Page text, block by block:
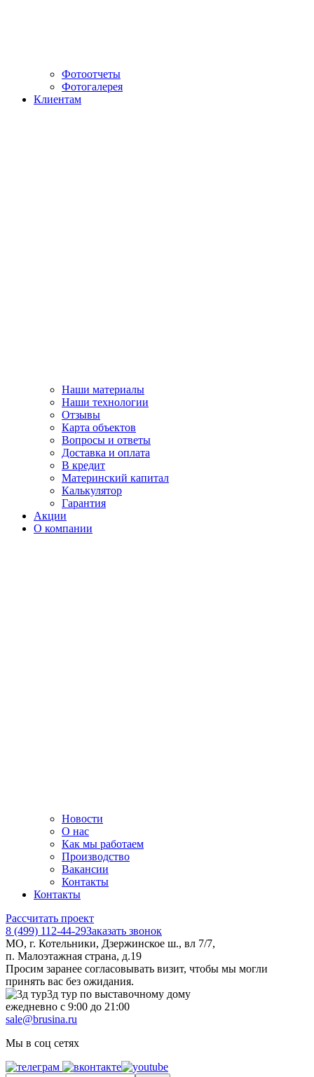
Фотоотчеты
Фотогалерея
Клиентам
Наши материалы
Наши технологии
Отзывы
Карта объектов
Вопросы и ответы
Доставка и оплата
В кредит
Материнский капитал
Калькулятор
Гарантия
Акции
О компании
Новости
О нас
Как мы работаем
Производство
Вакансии
Контакты
Контакты
Рассчитать проект
8 (499) 112-44-29Заказать звонок
МО, г. Котельники, Дзержинское ш., вл 7/7,
п. Малоэтажная страна, д.19
Просим заранее согласовывать визит, чтобы мы могли
принять вас без ожидания.
3д тур по выставочному дому
ежедневно с 9:00 до 21:00
sale@brusina.ru
Мы в соц сетях